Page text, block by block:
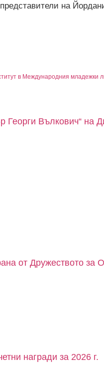
на
Вълкович“ на
от Дружеството
награди за 2026 г.